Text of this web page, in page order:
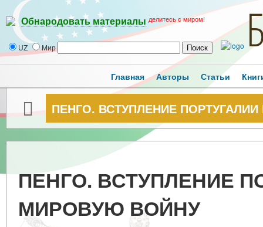
Обнародовать материалы делитесь с миром!
UZ Мир
Главная Авторы Статьи
ПЕНГО. ВСТУПЛЕНИЕ
ПЕНГО. ВСТУПЛЕНИЕ
МИРОВУЮ ВОЙНУ